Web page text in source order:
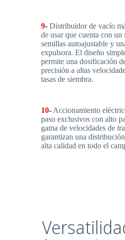
9- Distribuidor de vacío
de usar que cuenta con un
semillas autoajustable y
expulsora. El diseño
permite una dosificación
precisión a altas
tasas de siembra.
10- Accionamiento
paso exclusivos con alto
gama de velocidades de
garantizan una
alta calidad en todo el